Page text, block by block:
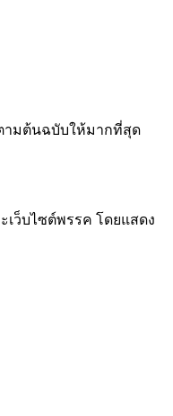
ามต้นฉบับให้มากที่สุด
ว็บไซต์พรรค โดยแสดง